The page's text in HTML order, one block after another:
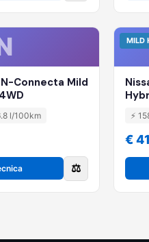
Connecta Mild
l/100km
⚖️
MILD
⚡
€